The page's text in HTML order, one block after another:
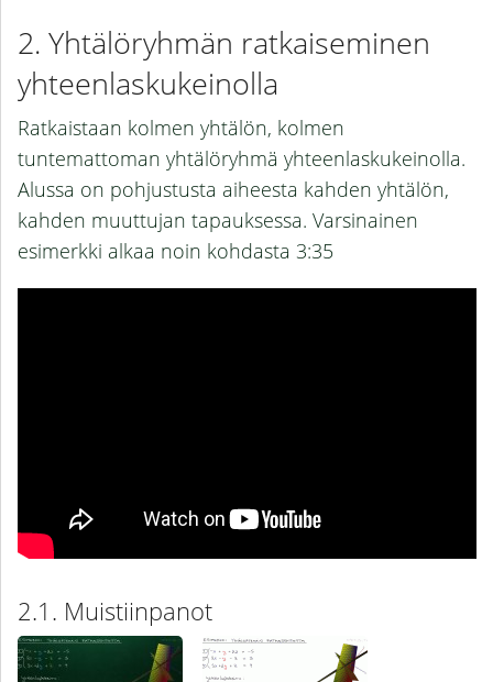
Yhtälöryhmän ratkaiseminen
yhteenlaskukeinolla
Ratkaistaan kolmen yhtälön, kolmen
tuntemattoman yhtälöryhmä yhteenlaskukeinolla.
Alussa on pohjustusta aiheesta kahden yhtälön,
kahden muuttujan tapauksessa. Varsinainen
esimerkki alkaa noin kohdasta 3:35
Muistiinpanot